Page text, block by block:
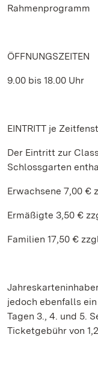
Rahmenprogramm
ÖFFNUNGSZEITEN
9.00 bis 18.00 Uhr
EINTRITT je
Der Eintritt zur
Schlossgarten
Erwachsene 7,00 €
Ermäßigte 3,50 €
Familien 17,50 €
jedoch ebenfalls
Tagen 3., 4. und 5.
Ticketgebühr von